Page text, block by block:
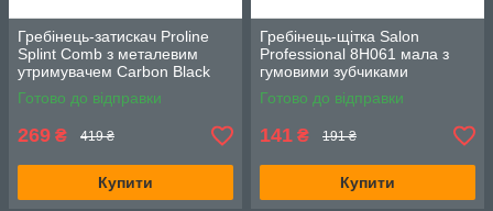
Гребінець-затискач Proline
Splint Comb з металевим
утримувачем Carbon Black
Готово до відправки
269 ₴ 419 ₴
Купити
Гребінець-щітка Salon
Professional 8H061 мала з
гумовими зубчиками
Готово до відправки
141 ₴ 191 ₴
Купити